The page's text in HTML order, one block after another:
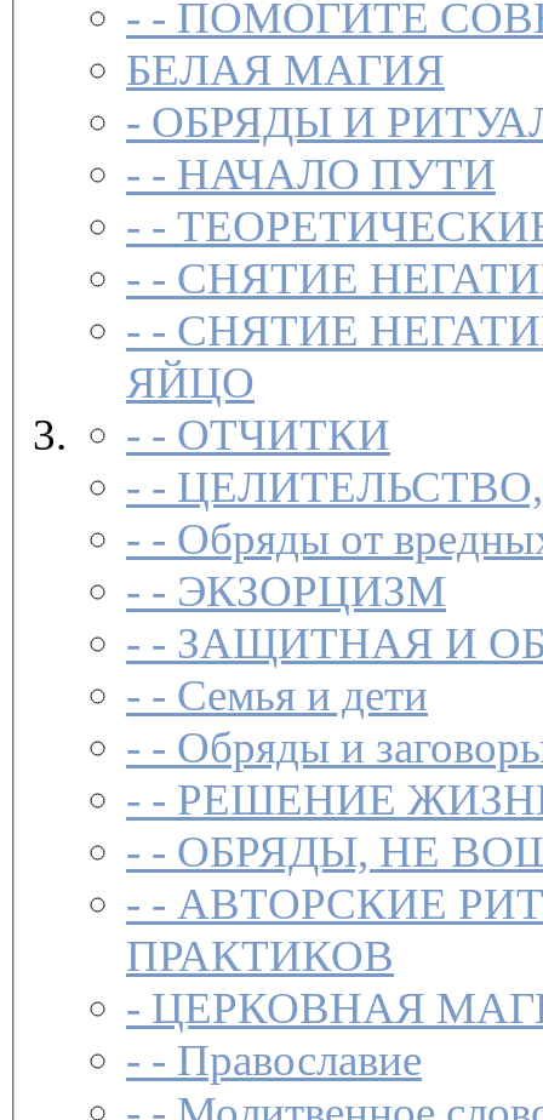
- - ПОМОГИТЕ
БЕЛАЯ МАГИЯ
- ОБРЯДЫ И
- - НАЧАЛО ПУТИ
- -
- - СНЯТИЕ
- - СНЯТИЕ
ЯЙЦО
- - ОТЧИТКИ
- -
- - Обряды от
- - ЭКЗОРЦИЗМ
- - ЗАЩИТНАЯ И
- - Семья и дети
- - Обряды и
- - РЕШЕНИЕ
- - ОБРЯДЫ, НЕ
- - АВТОРСКИЕ
ПРАКТИКОВ
- ЦЕРКОВНАЯ
- - Православие